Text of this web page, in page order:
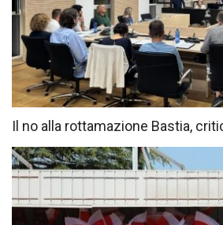
Il no alla rottamazione Bastia,